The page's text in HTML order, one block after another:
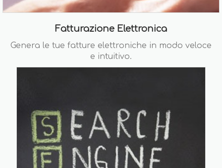
Fatturazione Elettronica
Genera le tue fatture elettroniche in modo veloce
e intuitivo.